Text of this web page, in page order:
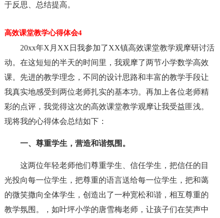
于反思、总结提高。
高效课堂教学心得体会4
20xx年X月XX日我参加了XX镇高效课堂教学观摩研讨活
动。在这短短的半天的时间里，我观摩了两节小学数学高效
课。先进的教学理念，不同的设计思路和丰富的教学手段让
我真实地感受到两位老师扎实的基本功。再加上各位老师精
彩的点评，我觉得这次的高效课堂教学观摩让我受益匪浅。
现将我的心得体会总结如下：
一、尊重学生，营造和谐氛围。
这两位年轻老师他们尊重学生、信任学生，把信任的目
光投向每一位学生，把尊重的语言送给每一位学生，把和蔼
的微笑撒向全体学生，创造出了一种宽松和谐，相互尊重的
教学氛围。，如叶坪小学的唐雪梅老师，让孩子们在笑声中